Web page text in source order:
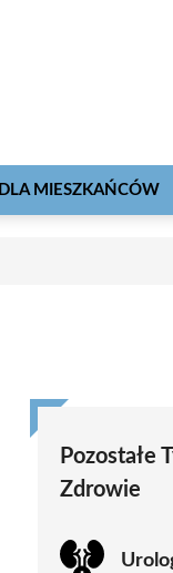
DLA MIESZKAŃCÓW
Pozostałe
Zdrowie